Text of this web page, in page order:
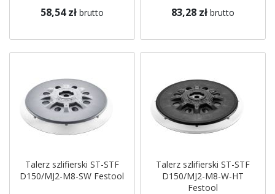
58,54 zł brutto 83,28 zł brutto
Talerz szlifierski ST-STF
D150/MJ2-M8-SW Festool
Talerz szlifierski ST-STF
D150/MJ2-M8-W-HT
Festool